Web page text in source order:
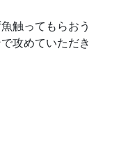
触ってもらおう
攻めていただき